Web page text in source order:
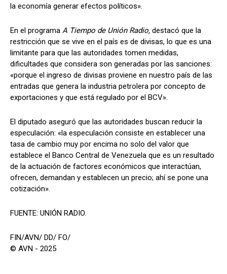
la economía generar efectos políticos».
En el programa A Tiempo de Unión Radio, destacó que la
restricción que se vive en el país es de divisas, lo que es una
limitante para que las autoridades tomen medidas,
dificultades que considera son generadas por las sanciones:
«porque el ingreso de divisas proviene en nuestro país de las
entradas que genera la industria petrolera por concepto de
exportaciones y que está regulado por el BCV».
El diputado aseguró que las autoridades buscan reducir la
especulación: «la especulación consiste en establecer una
tasa de cambio muy por encima no solo del valor que
establece el Banco Central de Venezuela que es un resultado
de la actuación de factores económicos que interactúan,
ofrecen, demandan y establecen un precio; ahí se pone una
cotización».
FUENTE: UNIÓN RADIO.
FIN/AVN/ DD/ FO/
© AVN - 2025